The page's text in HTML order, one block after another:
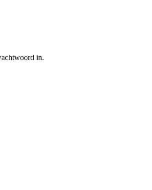
in.